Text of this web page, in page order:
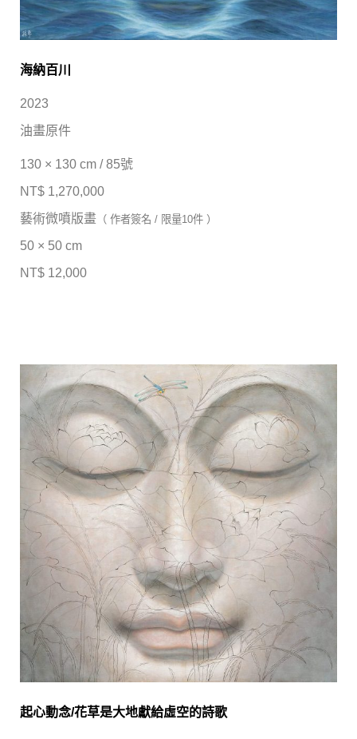
海納百川
2023
油畫原件
130 × 130 cm / 85號
NT$ 1,270,000
藝術微噴版畫 （ 作者簽名 / 限量10件 ）
50 × 50 cm
NT$ 12,000
起心動念/花草是大地獻給虛空的詩歌